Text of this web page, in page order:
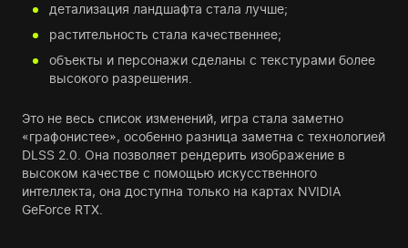
детализация ландшафта стала лучше;
растительность стала качественнее;
объекты и персонажи сделаны с текстурами более
высокого разрешения.
Это не весь список изменений, игра стала заметно
«графонистее», особенно разница заметна с технологией
DLSS 2.0. Она позволяет рендерить изображение в
высоком качестве с помощью искусственного
интеллекта, она доступна только на картах NVIDIA
GeForce RTX.